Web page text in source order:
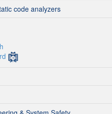
code analyzers